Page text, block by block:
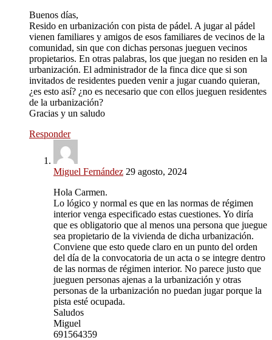
Buenos días,
Resido en urbanización con pista de pádel. A jugar al pádel
vienen familiares y amigos de esos familiares de vecinos de la
comunidad, sin que con dichas personas jueguen vecinos
propietarios. En otras palabras, los que juegan no residen en la
urbanización. El administrador de la finca dice que si son
invitados de residentes pueden venir a jugar cuando quieran,
¿es esto así? ¿no es necesario que con ellos jueguen residentes
de la urbanización?
Gracias y un saludo
Responder
Miguel Fernández 29 agosto, 2024
Hola Carmen.
Lo lógico y normal es que en las normas de régimen
interior venga especificado estas cuestiones. Yo diría
que es obligatorio que al menos una persona que juegue
sea propietario de la vivienda de dicha urbanización.
Conviene que esto quede claro en un punto del orden
del día de la convocatoria de un acta o se integre dentro
de las normas de régimen interior. No parece justo que
jueguen personas ajenas a la urbanización y otras
personas de la urbanización no puedan jugar porque la
pista esté ocupada.
Saludos
Miguel
691564359